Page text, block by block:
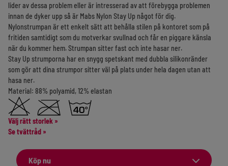
lider av dessa problem eller är intresserad av att förebygga problemen
innan de dyker upp så är Mabs Nylon Stay Up något för dig.
Nylonstrumpan är ett enkelt sätt att behålla stilen på kontoret som på
fritiden samtidigt som du motverkar svullnad och får en piggare känsla
när du kommer hem. Strumpan sitter fast och inte hasar ner.
Stay Up strumporna har en snygg spetskant med dubbla silikonränder
som gör att dina strumpor sitter väl på plats under hela dagen utan att
hasa ner.
Material: 88% polyamid, 12% elastan
Välj rätt storlek »
Se tvättråd »
Köp nu